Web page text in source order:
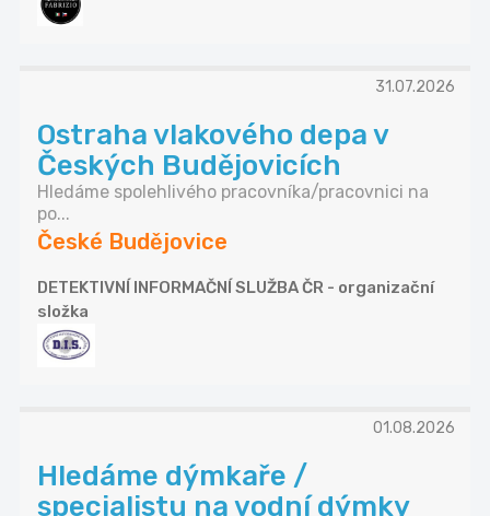
31.07.2026
Ostraha vlakového depa v
Českých Budějovicích
Hledáme spolehlivého pracovníka/pracovnici na
po...
České Budějovice
DETEKTIVNÍ INFORMAČNÍ SLUŽBA ČR - organizační
složka
01.08.2026
Hledáme dýmkaře /
specialistu na vodní dýmky